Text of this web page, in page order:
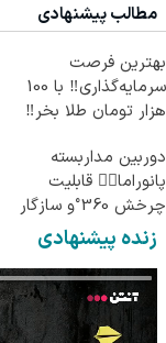
مطالب پیشنهادی
بهترین فرصت
سرمایه‌گذاری‼️ با 100
هزار تومان طلا بخر‼️
دوربین مداربسته
پانوراما👈🏻 قابلیت
چرخش 360°و سازگار
با اندروید و ios
زنده پیشنهادی